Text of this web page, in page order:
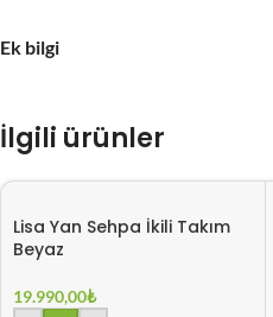
Ek bilgi
İlgili ürünler
Lisa Yan Sehpa İkili Takım
Beyaz
19.990,00₺